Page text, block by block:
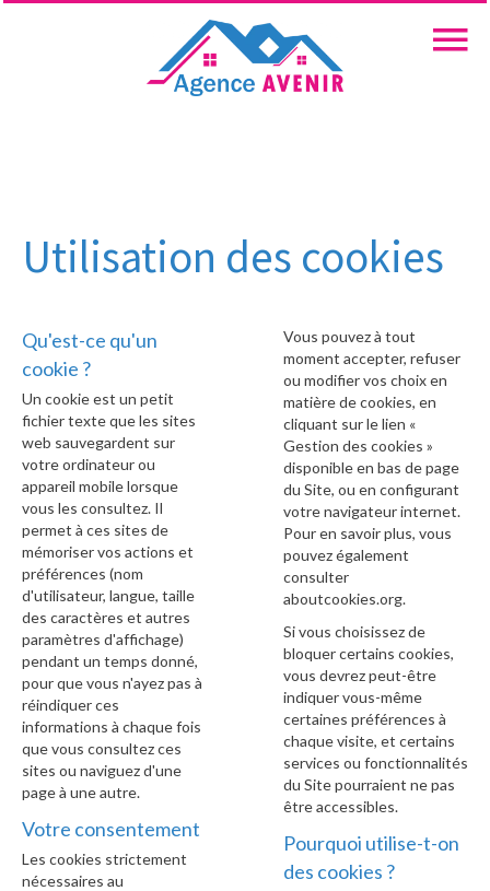
Utilisation des cookies
Qu'est-ce qu'un
cookie ?
Un cookie est un petit
fichier texte que les sites
web sauvegardent sur
votre ordinateur ou
appareil mobile lorsque
vous les consultez. Il
permet à ces sites de
mémoriser vos actions et
préférences (nom
d'utilisateur, langue, taille
des caractères et autres
paramètres d'affichage)
pendant un temps donné,
pour que vous n'ayez pas à
réindiquer ces
informations à chaque fois
que vous consultez ces
sites ou naviguez d'une
page à une autre.
Votre consentement
Les cookies strictement
nécessaires au
Vous pouvez à tout
moment accepter, refuser
ou modifier vos choix en
matière de cookies, en
cliquant sur le lien «
Gestion des cookies »
disponible en bas de page
du Site, ou en configurant
votre navigateur internet.
Pour en savoir plus, vous
pouvez également
consulter
aboutcookies.org.
Si vous choisissez de
bloquer certains cookies,
vous devrez peut-être
indiquer vous-même
certaines préférences à
chaque visite, et certains
services ou fonctionnalités
du Site pourraient ne pas
être accessibles.
Pourquoi utilise-t-on
des cookies ?